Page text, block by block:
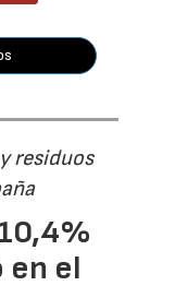
residuos
en el